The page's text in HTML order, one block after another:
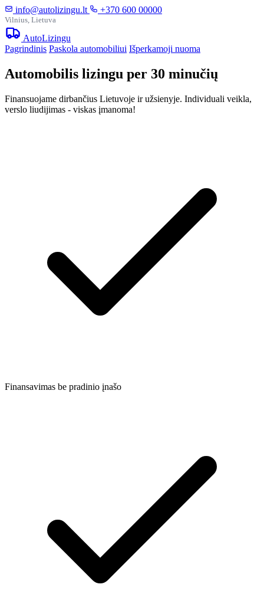
info@autolizingu.lt +370 600 00000
Vilnius, Lietuva
AutoLizingu
Pagrindinis Paskola automobiliui Išperkamoji nuoma
Automobilis lizingu per 30 minučių
Finansuojame dirbančius Lietuvoje ir užsienyje. Individuali veikla,
verslo liudijimas - viskas įmanoma!
Finansavimas be pradinio įnašo